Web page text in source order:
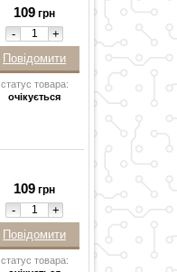
109 грн
-
+
Повідомити
статус товара:
очікується
109 грн
-
+
Повідомити
статус товара: